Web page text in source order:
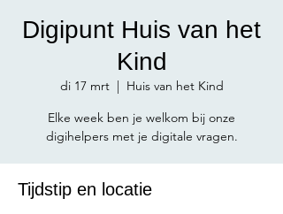
Digipunt Huis van het
Kind
di 17 mrt
  |
Huis van het Kind
Elke week ben je welkom bij onze
digihelpers met je digitale vragen.
Tijdstip en locatie